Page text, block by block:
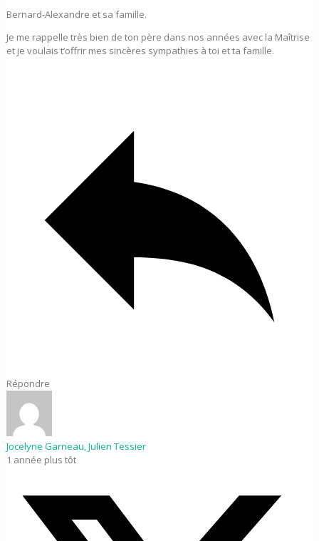
Bernard-Alexandre et sa famille.
Je me rappelle très bien de ton père dans nos années avec la Maîtrise
et je voulais t’offrir mes sincères sympathies à toi et ta famille.
Répondre
Jocelyne Garneau, Julien Tessier
1 année plus tôt